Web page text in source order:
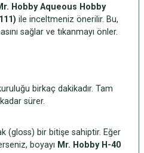
Hobby Aqueous Hobby
ile inceltmeniz önerilir. Bu,
sağlar ve tıkanmayı önler.
birkaç dakikadır. Tam
sürer.
(gloss) bir bitişe sahiptir. Eğer
boyayı Mr. Hobby H-40